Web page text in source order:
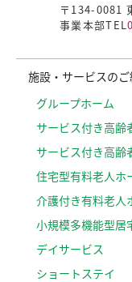
〒134-0081
事業本部TEL
施設・サービスの
グループホーム
サービス付き高齢
サービス付き高齢
住宅型有料老人ホ
介護付き有料老人
小規模多機能型居
デイサービス
ショートステイ